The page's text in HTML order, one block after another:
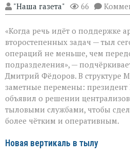
"Наша газета" 66
«Когда речь идёт о поддержке
второстепенных задач — тыл
операций не меньше, чем
подразделения», —
Дмитрий Фёдоров. В структуре
заметные перемены:
объявил о решении
тыловыми службами, чтобы
более чётким и оперативным.
Новая вертикаль в тылу